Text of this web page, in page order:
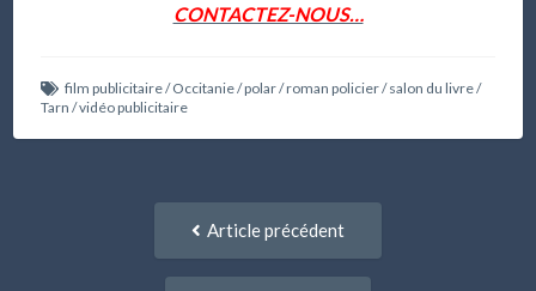
CONTACTEZ-NOUS…
film publicitaire/Occitanie/polar/roman policier/salon du livre/
Tarn /vidéo publicitaire
NavigationArticle précédent